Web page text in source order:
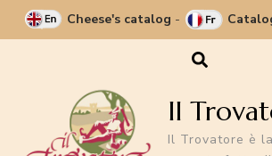
Cheese's catalog -
Il
Il Trovatore è